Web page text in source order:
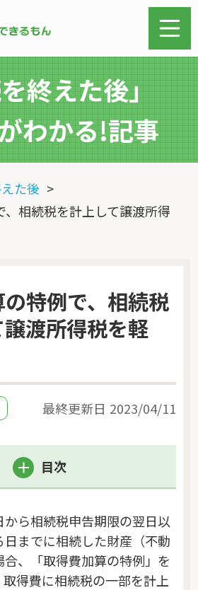
終えた後」
わかる!記事
た後
相続税を計上して譲渡所得
特例で、相続税
渡所得税を軽
最終更新日 2023/04/11
目次
ら相続税申告期限の翌日以
までに相続した財産（不動
、「取得費加算の特例」を
得費に相続税の一部を計上